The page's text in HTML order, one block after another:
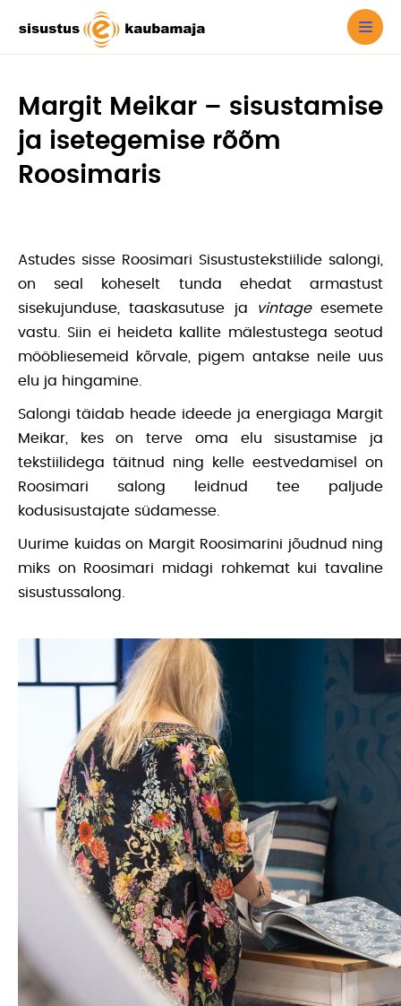
Margit Meikar – sisustamise
ja isetegemise rõõm
Roosimaris
Astudes sisse Roosimari Sisustustekstiilide salongi,
on seal koheselt tunda ehedat armastust
sisekujunduse, taaskasutuse ja
vintageesemete
vastu. Siin ei heideta kallite mälestustega seotud
mööbliesemeid kõrvale, pigem antakse neile uus
elu ja hingamine.
Salongi täidab heade ideede ja energiaga Margit
Meikar, kes on terve oma elu sisustamise ja
tekstiilidega täitnud ning kelle eestvedamisel on
Roosimari salong leidnud tee paljude
kodusisustajate südamesse.
Uurime kuidas on Margit Roosimarini jõudnud ning
miks on Roosimari midagi rohkemat kui tavaline
sisustussalong.